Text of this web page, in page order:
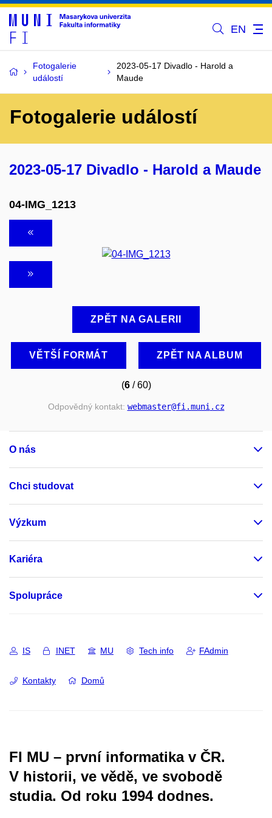
EN
Fotogalerie
událostí
2023-05-17 Divadlo - Harold a
Maude
Fotogalerie událostí
2023-05-17 Divadlo - Harold a Maude
04-IMG_1213
ZPĚT NA GALERII
VĚTŠÍ FORMÁT ZPĚT NA ALBUM
(6/ 60)
Odpovědný kontakt: webmaster@fi.muni.cz
O nás
Chci studovat
Výzkum
Kariéra
Spolupráce
IS INET MU Tech info FAdmin
Kontakty Domů
FI MU – první informatika v ČR.
V historii, ve vědě, ve svobodě
studia. Od roku 1994 dodnes.